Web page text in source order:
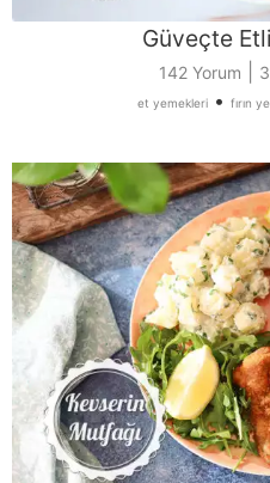
Güveçte
142 Yorum
et yemekleri• fırın